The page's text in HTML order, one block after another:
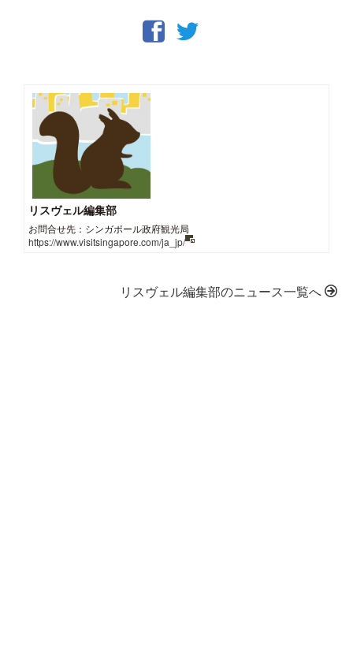
リスヴェル編集部
お問合せ先：シンガポール政府観光局
https://www.visitsingapore.com/ja_jp/
リスヴェル編集部のニュース一覧へ